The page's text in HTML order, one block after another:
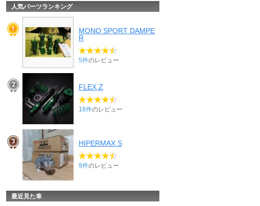
人気パーツランキング
MONO SPORT DAMPE
R
5件のレビュー
FLEX Z
18件のレビュー
HIPERMAX S
9件のレビュー
最近見た車